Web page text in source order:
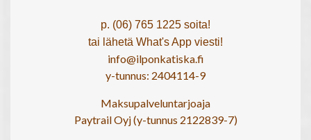
p. (06) 765 1225 soita!
tai lähetä What's App viesti!
info@ilponkatiska.fi
y-tunnus: 2404114-9
Maksupalveluntarjoaja
Paytrail Oyj (y-tunnus 2122839-7)